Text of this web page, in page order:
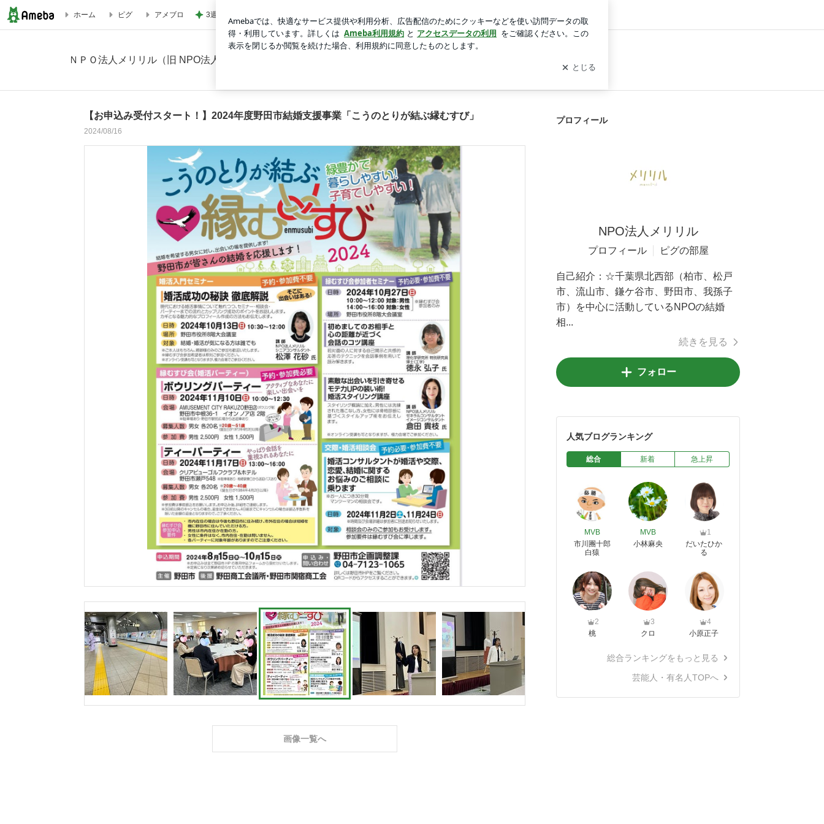
【お申込み受付スタート！】2024年度野田市結婚支援事業「こうのとりが結ぶ縁むすび」の画像 2枚中2枚目
ホーム ピグ アメブロ 3週間も車中泊していた危険な訳
ＮＰＯ法人メリリル（旧 NPO法人東葛地区婚活支援ネットワーク）
【お申込み受付スタート！】2024年度野田市結婚支援事業「こうのとりが結ぶ縁むすび」
2024/08/16
画像一覧へ
プロフィール
NPO法人メリリル
プロフィール ピグの部屋
自己紹介： ☆千葉県北西部（柏市、松戸
市、流山市、鎌ケ谷市、野田市、我孫子
市）を中心に活動しているNPOの結婚
相...
続きを見る
フォロー
人気ブログランキング
総合 新着 急上昇
MVB
市川團十郎
白猿
MVB
小林麻央
1
だいたひか
る
2
桃
3
クロ
4
小原正子
総合ランキングをもっと見る
芸能人・有名人TOPへ